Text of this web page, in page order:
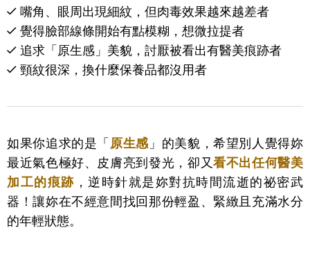
嘴角、眼周出現細紋，但肉毒效果越來越差者
覺得臉部線條開始有點模糊，想微拉提者
追求「原生感」美貌，討厭被看出有醫美痕跡者
頸紋很深，換什麼保養品都沒用者
如果你追求的是「 原生感 」的美貌，希望別人覺得妳
最近氣色極好、皮膚亮到發光，卻又看不出任何醫美
加工的痕跡 ，逆時針就是妳對抗時間流逝的祕密武
器！讓妳在不經意間找回那份輕盈、緊緻且充滿水分
的年輕狀態。